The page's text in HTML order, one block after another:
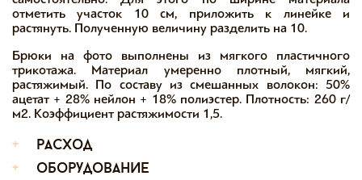
отметить участок 10 см, приложить к линейке и
растянуть. Полученную величину разделить на 10.
Брюки на фото выполнены из мягкого пластичного
трикотажа. Материал умеренно плотный, мягкий,
растяжимый. По составу из смешанных волокон: 50%
ацетат + 28% нейлон + 18% полиэстер. Плотность: 260 г/
м2. Коэффициент растяжимости 1,5.
+
расход
+
оборудование